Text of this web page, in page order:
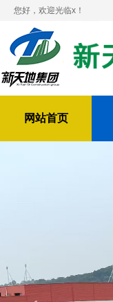
您好，欢迎光临x！
网站首页